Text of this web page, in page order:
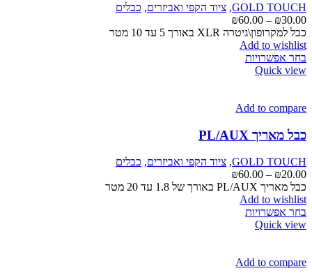
GOLD TOUCH
, ציוד הקפי ואביזרים, כבלים
₪30.00
–
₪60.00
מחירים:כבל למקרופון\גיטרה XLR באורך 5 עד 10 מטר
Add to wishlist
בחר אפשרויות
סוגים.
לבחור
את
האפשרויות
בעמוד
המוצר
Quick view
Add to compare
כבל מאריך PL/AUX
GOLD TOUCH
, ציוד הקפי ואביזרים, כבלים
₪20.00
–
₪60.00
מחירים:
כבל מאריך PL/AUX באורך של 1.8 עד 20 מטר
Add to wishlist
בחר אפשרויות
סוגים.
Quick view
Add to compare